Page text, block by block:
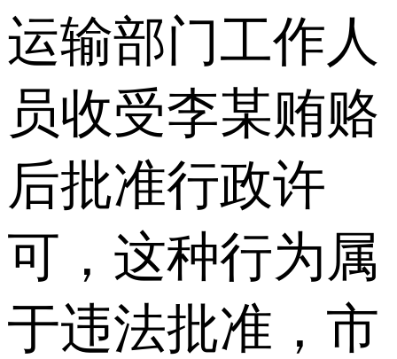
运输部门工作人
员收受李某贿赂
后批准行政许
可，这种行为属
于违法批准，市